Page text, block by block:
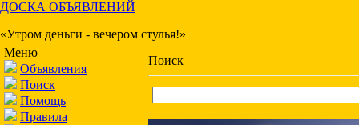
ДОСКА ОБЪЯВЛЕНИЙ
«Утром деньги - вечером стулья!»
Меню
Объявления
Поиск
Помощь
Правила
Поиск